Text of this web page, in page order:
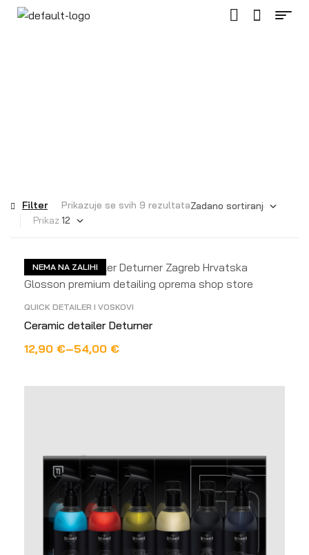
Filter
Prikazuje se svih 9 rezultata
Prikaz
NEMA NA ZALIHI
QUICK DETAILER I VOSKOVI
Ceramic detailer Deturner
12,90 €–54,00 €